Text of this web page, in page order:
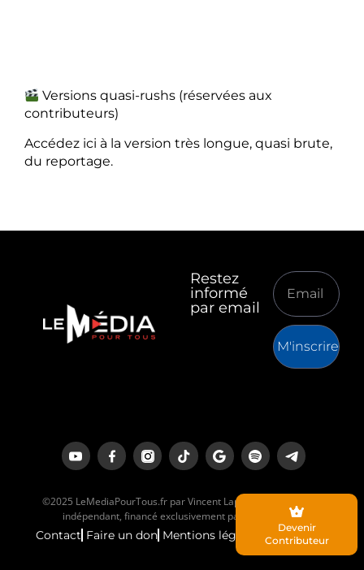
Versions quasi-rushs (réservées aux
contributeurs)
Accédez ici à la version très longue, quasi brute,
du reportage.
Restez
informé
par email
M'inscrire
©2025 LeMediaPourTous.fr par Vincent Lapierre est un média
indépendant, financé exclusivement par ses lecteurs.
Contact Faire un don Mentions légales
Devenir
Contributeur